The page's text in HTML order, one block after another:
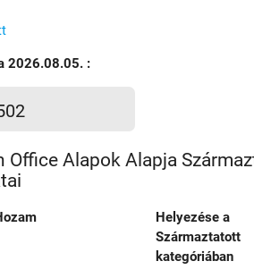
2026.08.05. :
Office Alapok Alapja
Helyezése a
Származtatott
kategóriában